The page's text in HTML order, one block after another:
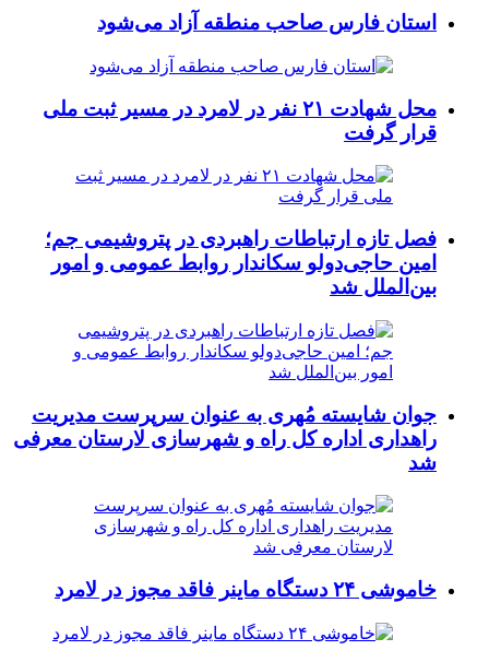
استان فارس صاحب منطقه آزاد می‌شود
محل شهادت ۲۱ نفر در لامرد در مسیر ثبت ملی
قرار گرفت
فصل تازه ارتباطات راهبردی در پتروشیمی جم؛
امین حاجی‌دولو سکاندار روابط عمومی و امور
بین‌الملل شد
جوان شایسته مُهری به عنوان سرپرست مدیریت
راهداری اداره کل راه و شهرسازی لارستان معرفی
شد
خاموشی ۲۴ دستگاه ماینر فاقد مجوز در لامرد